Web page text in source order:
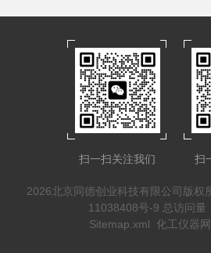
扫一扫关注我们 扫
2026北京同德创业科技有限公司版
11038408号-9 总访问量
Sitemap.xml 化工仪器网